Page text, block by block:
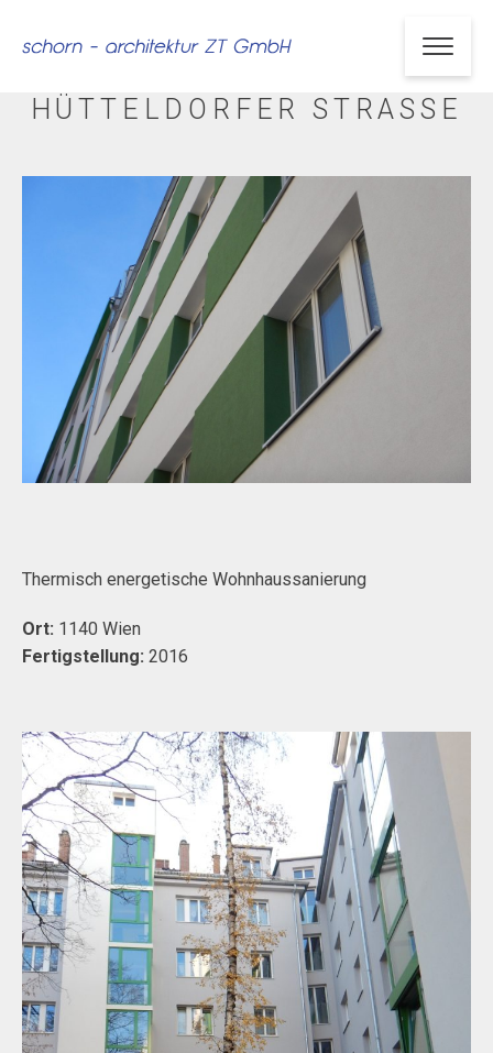
HÜTTELDORFER STRASSE
Thermisch energetische Wohnhaussanierung
Ort: 1140 Wien
Fertigstellung: 2016